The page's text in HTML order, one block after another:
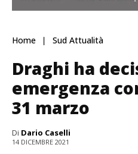
Home Sud Attualità
Draghi ha
emergenza
31 marzo
Di Dario Caselli
14 DICEMBRE 2021